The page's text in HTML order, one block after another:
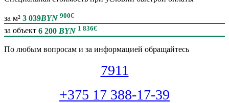
за м² 3 039BYN 900€
за объект 6 200 BYN 1 836€
По любым вопросам и за информацией обращайтесь
7911
+375 17 388-17-39